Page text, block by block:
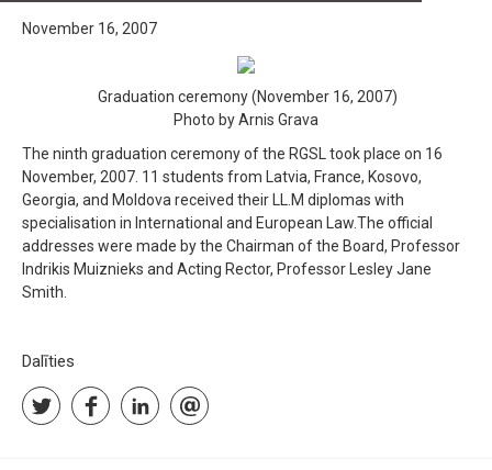
November 16, 2007
Graduation ceremony (November 16, 2007)
Photo by Arnis Grava
The ninth graduation ceremony of the RGSL took place on 16
November, 2007. 11 students from Latvia, France, Kosovo,
Georgia, and Moldova received their LL.M diplomas with
specialisation in International and European Law.The official
addresses were made by the Chairman of the Board, Professor
Indrikis Muiznieks and Acting Rector, Professor Lesley Jane
Smith.
Dalīties